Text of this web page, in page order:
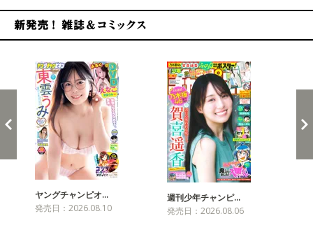
ヤングチャンピオ…
発売日：2026.08.10
週刊少年チャンピ…
発売日：2026.08.06